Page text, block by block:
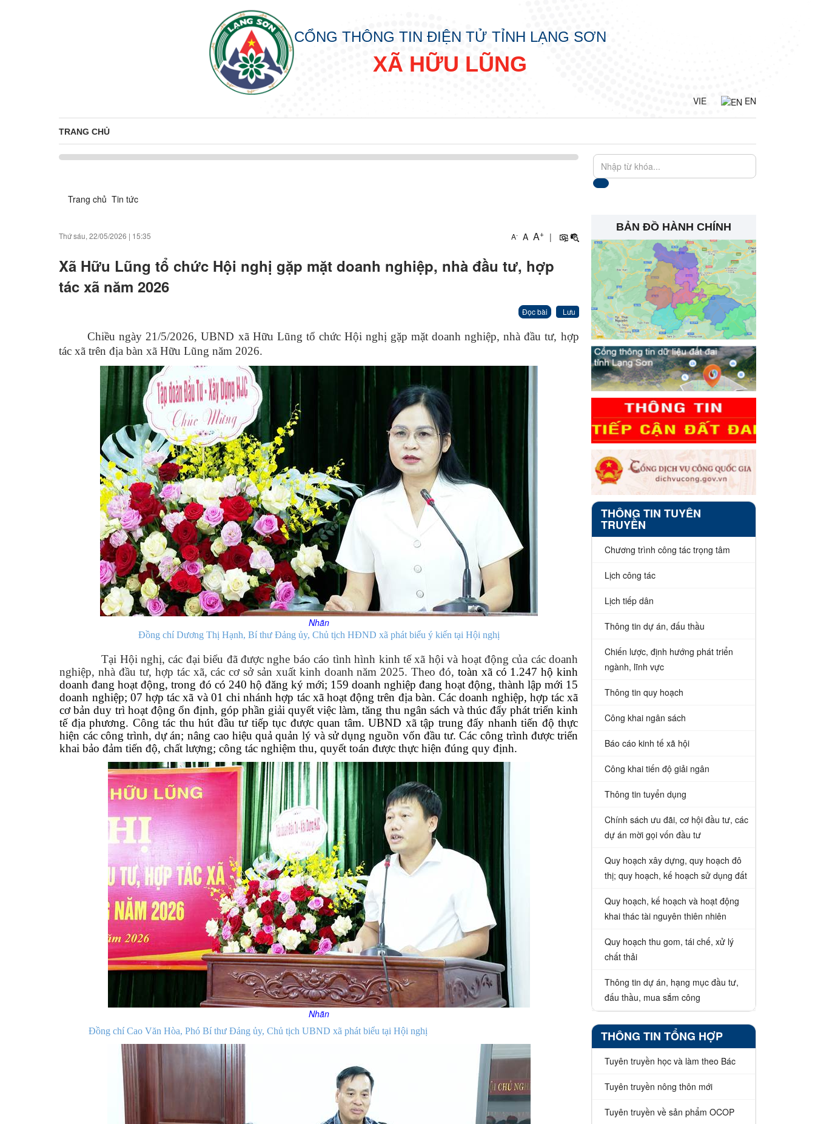
CỔNG THÔNG TIN ĐIỆN TỬ TỈNH LẠNG SƠN
XÃ HỮU LŨNG
VIE EN
TRANG CHỦ
Trang chủ Tin tức
Thứ sáu, 22/05/2026 | 15:35 A- A A+ |
Xã Hữu Lũng tổ chức Hội nghị gặp mặt doanh nghiệp, nhà đầu tư, hợp
tác xã năm 2026
Đọc bài Lưu
Chiều ngày 21/5/2026, UBND xã Hữu Lũng tổ chức Hội nghị gặp mặt doanh nghiệp, nhà đầu tư, hợp
tác xã trên địa bàn xã Hữu Lũng năm 2026.
Nhãn
Đồng chí Dương Thị Hạnh, Bí thư Đảng ủy, Chủ tịch HĐND xã phát biểu ý kiến tại Hội nghị
Tại Hội nghị, các đại biểu đã được nghe báo cáo tình hình kinh tế xã hội và hoạt động của các doanh
nghiệp, nhà đầu tư, hợp tác xã, các cơ sở sản xuất kinh doanh năm 2025. Theo đó, toàn xã có 1.247 hộ kinh
doanh đang hoạt động, trong đó có 240 hộ đăng ký mới; 159 doanh nghiệp đang hoạt động, thành lập mới 15
doanh nghiệp; 07 hợp tác xã và 01 chi nhánh hợp tác xã hoạt động trên địa bàn. Các doanh nghiệp, hợp tác xã
cơ bản duy trì hoạt động ổn định, góp phần giải quyết việc làm, tăng thu ngân sách và thúc đẩy phát triển kinh
tế địa phương. Công tác thu hút đầu tư tiếp tục được quan tâm. UBND xã tập trung đẩy nhanh tiến độ thực
hiện các công trình, dự án; nâng cao hiệu quả quản lý và sử dụng nguồn vốn đầu tư. Các công trình được triển
khai bảo đảm tiến độ, chất lượng; công tác nghiệm thu, quyết toán được thực hiện đúng quy định.
Nhãn
Đồng chí Cao Văn Hòa, Phó Bí thư Đảng ủy, Chủ tịch UBND xã phát biểu tại Hội nghị
BẢN ĐỒ HÀNH CHÍNH
THÔNG TIN TUYÊN
TRUYỀN
Chương trình công tác trọng tâm
Lịch công tác
Lịch tiếp dân
Thông tin dự án, đấu thầu
Chiến lược, định hướng phát triển
ngành, lĩnh vực
Thông tin quy hoạch
Công khai ngân sách
Báo cáo kinh tế xã hội
Công khai tiến độ giải ngân
Thông tin tuyển dụng
Chính sách ưu đãi, cơ hội đầu tư, các
dự án mời gọi vốn đầu tư
Quy hoạch xây dựng, quy hoạch đô
thị; quy hoạch, kế hoạch sử dụng đất
Quy hoạch, kế hoạch và hoạt động
khai thác tài nguyên thiên nhiên
Quy hoạch thu gom, tái chế, xử lý
chất thải
Thông tin dự án, hạng mục đầu tư,
đấu thầu, mua sắm công
THÔNG TIN TỔNG HỢP
Tuyên truyền học và làm theo Bác
Tuyên truyền nông thôn mới
Tuyên truyền về sản phẩm OCOP